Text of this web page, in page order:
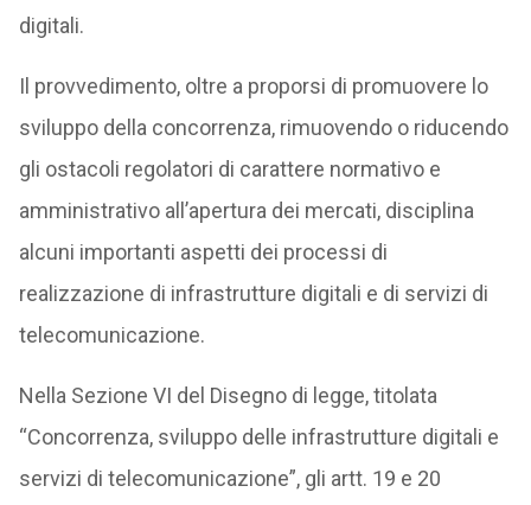
digitali.
Il provvedimento, oltre a proporsi di promuovere lo
sviluppo della concorrenza, rimuovendo o riducendo
gli ostacoli regolatori di carattere normativo e
amministrativo all’apertura dei mercati, disciplina
alcuni importanti aspetti dei processi di
realizzazione di infrastrutture digitali e di servizi di
telecomunicazione.
Nella Sezione VI del Disegno di legge, titolata
“Concorrenza, sviluppo delle infrastrutture digitali e
servizi di telecomunicazione”, gli artt. 19 e 20